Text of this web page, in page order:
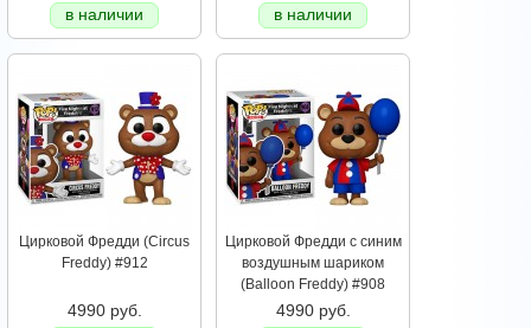
в наличии
в наличии
Цирковой Фредди (Circus
Freddy) #912
4990 руб.
Цирковой Фредди с синим
воздушным шариком
(Balloon Freddy) #908
4990 руб.